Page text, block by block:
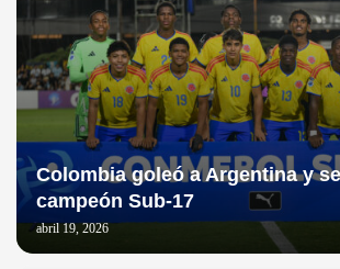
Colombia goleó a Argentina y
campeón Sub-17
abril 19, 2026